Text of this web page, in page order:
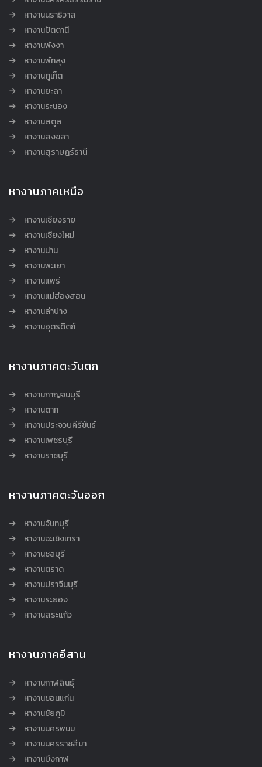
หางานนราธิวาส
หางานปัตตานี
หางานพังงา
หางานพัทลุง
หางานภูเก็ต
หางานยะลา
หางานระนอง
หางานสตูล
หางานสงขลา
หางานสุราษฎร์ธานี
หางานภาคเหนือ
หางานเชียงราย
หางานเชียงใหม่
หางานน่าน
หางานพะเยา
หางานแพร่
หางานแม่ฮ่องสอน
หางานลำปาง
หางานอุตรดิตถ์
หางานภาคตะวันตก
หางานกาญจนบุรี
หางานตาก
หางานประจวบคีรีขันธ์
หางานเพชรบุรี
หางานราชบุรี
หางานภาคตะวันออก
หางานจันทบุรี
หางานฉะเชิงเทรา
หางานชลบุรี
หางานตราด
หางานปราจีนบุรี
หางานระยอง
หางานสระแก้ว
หางานภาคอีสาน
หางานกาฬสินธุ์
หางานขอนแก่น
หางานชัยภูมิ
หางานนครพนม
หางานนครราชสีมา
หางานบึงกาฬ